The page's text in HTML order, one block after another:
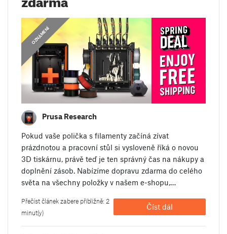
OZNÁMENÍ
Prusa Research
Pokud vaše polička s filamenty začíná zívat
prázdnotou a pracovní stůl si vysloveně říká o novou
3D tiskárnu, právě teď je ten správný čas na nákupy a
doplnění zásob. Nabízíme dopravu zdarma do celého
světa na všechny položky v našem e-shopu,…
Přečíst článek zabere přibližně: 2
minut(y)
Číst dál